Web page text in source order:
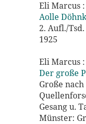
Eli Marcus :
Aolle
2. Aufl./
1925
Eli Marcus :
Der große
Große
Gesang u.
Münster: